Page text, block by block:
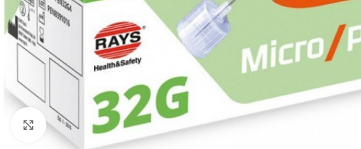
Κάντε κλικ για μεγέθυνση